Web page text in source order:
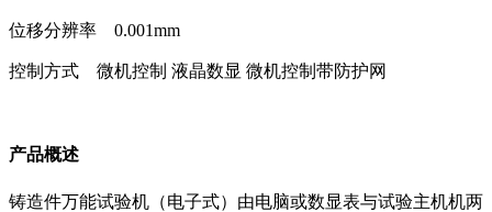
位移分辨率 0.001mm
控制方式 微机控制 液晶数显 微机控制带防护网
产品概述
铸造件万能试验机（电子式）由电脑或数显表与试验主机机两